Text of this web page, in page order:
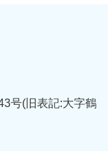
号(旧表記:大字鶴